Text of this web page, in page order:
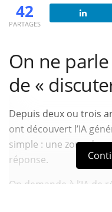
42
PARTAGES
On ne
de «
Depuis deux ou trois
ont découvert l’IA
simple : une zone de
réponse.
On demande à l’IA de